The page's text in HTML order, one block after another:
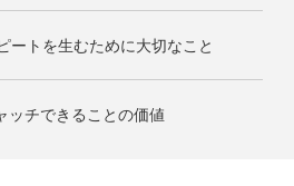
ートを生むために大切なこと
ッチできることの価値